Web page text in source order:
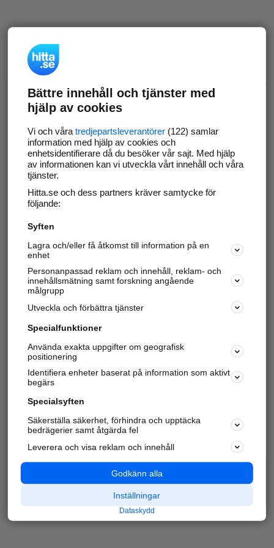
Bättre innehåll och tjänster med
hjälp av cookies
Vi och våra tredjepartsleverantörer(122) samlar
information med hjälp av cookies och
enhetsidentifierare då du besöker vår sajt. Med hjälp
av informationen kan vi utveckla vårt innehåll och våra
tjänster.
Hitta.se och dess partners kräver samtycke för
följande:
Syften
Lagra och/eller få åtkomst till information på en
enhet
Personanpassad reklam och innehåll, reklam- och
innehållsmätning samt forskning angående
målgrupp
Utveckla och förbättra tjänster
Specialfunktioner
Använda exakta uppgifter om geografisk
positionering
Identifiera enheter baserat på information som aktivt
begärs
Specialsyften
Säkerställa säkerhet, förhindra och upptäcka
bedrägerier samt åtgärda fel
Leverera och visa reklam och innehåll
Godkänn alla
Inställningar
Dataskydd